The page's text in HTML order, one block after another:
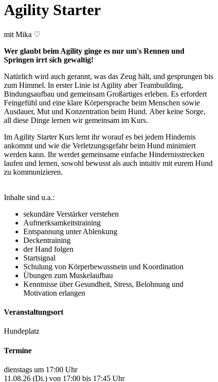
Agility Starter
mit Mika ♡
Wer glaubt beim Agility ginge es nur um's Rennen und
Springen irrt sich gewaltig!
Natürlich wird auch gerannt, was das Zeug hält, und gesprungen bis
zum Himmel. In erster Linie ist Agility aber Teambuilding,
Bindungsaufbau und gemeinsam Großartiges erleben. Es erfordert
Feingefühl und eine klare Körpersprache beim Menschen sowie
Ausdauer, Mut und Konzentration beim Hund. Aber keine Sorge,
all diese Dinge lernen wir gemeinsam im Kurs.
Im Agility Starter Kurs lernt ihr worauf es bei jedem Hindernis
ankommt und wie die Verletzungsgefahr beim Hund minimiert
werden kann. Ihr werdet gemeinsame einfache Hindernisstrecken
laufen und lernen, sowohl bewusst als auch intuitiv mit eurem Hund
zu kommunizieren.
Inhalte sind u.a.:
sekundäre Verstärker verstehen
Aufmerksamkeitstraining
Entspannung unter Ablenkung
Deckentraining
der Hand folgen
Startsignal
Schulung von Körperbewusstsein und Koordination
Übungen zum Muskelaufbau
Kenntnisse über Gesundheit, Stress, Belohnung und
Motivation erlangen
Veranstaltungsort
Hundeplatz
Termine
dienstags um 17:00 Uhr
11.08.26 (Di.) von 17:00 bis 17:45 Uhr